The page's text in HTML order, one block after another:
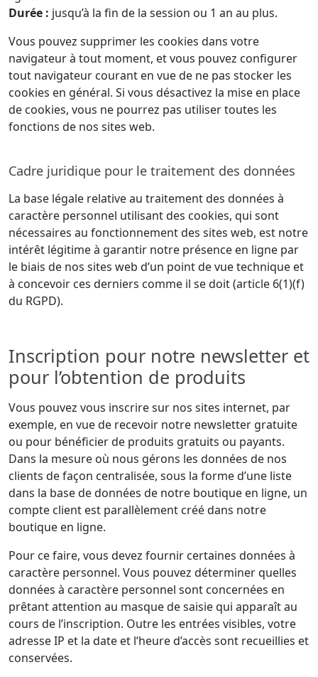
Durée : jusqu’à la fin de la session ou 1 an au plus.
Vous pouvez supprimer les cookies dans votre
navigateur à tout moment, et vous pouvez configurer
tout navigateur courant en vue de ne pas stocker les
cookies en général. Si vous désactivez la mise en place
de cookies, vous ne pourrez pas utiliser toutes les
fonctions de nos sites web.
Cadre juridique pour le traitement des données
La base légale relative au traitement des données à
caractère personnel utilisant des cookies, qui sont
nécessaires au fonctionnement des sites web, est notre
intérêt légitime à garantir notre présence en ligne par
le biais de nos sites web d’un point de vue technique et
à concevoir ces derniers comme il se doit (article 6(1)(f)
du RGPD).
Inscription pour notre newsletter et
pour l’obtention de produits
Vous pouvez vous inscrire sur nos sites internet, par
exemple, en vue de recevoir notre newsletter gratuite
ou pour bénéficier de produits gratuits ou payants.
Dans la mesure où nous gérons les données de nos
clients de façon centralisée, sous la forme d’une liste
dans la base de données de notre boutique en ligne, un
compte client est parallèlement créé dans notre
boutique en ligne.
Pour ce faire, vous devez fournir certaines données à
caractère personnel. Vous pouvez déterminer quelles
données à caractère personnel sont concernées en
prêtant attention au masque de saisie qui apparaît au
cours de l’inscription. Outre les entrées visibles, votre
adresse IP et la date et l’heure d’accès sont recueillies et
conservées.